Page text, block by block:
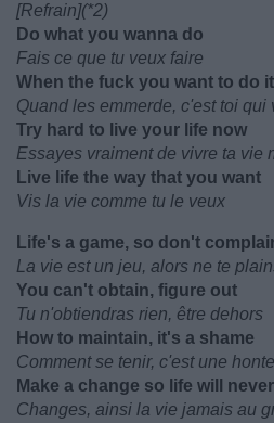
[Refrain](*2)
Do what you wanna do
Fais ce que tu veux faire
When the fuck you want to do it
Quand les emmerde, c'est toi qui
Try hard to live your life now
Essayes vraiment de vivre ta vie
Live life the way that you want
Vis la vie comme tu le veux
Life's a game, so don't
La vie est un jeu, alors ne te
You can't obtain, figure out
Tu n'obtiendras rien, être dehors
How to maintain, it's a shame
Comment se tenir, c'est une honte
Make a change so life will
Changes, ainsi la vie jamais au